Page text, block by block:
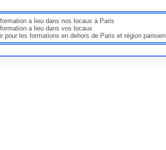
formation a lieu dans nos locaux à Paris
formation a lieu dans vos locaux
pour les formations en dehors de Paris et région